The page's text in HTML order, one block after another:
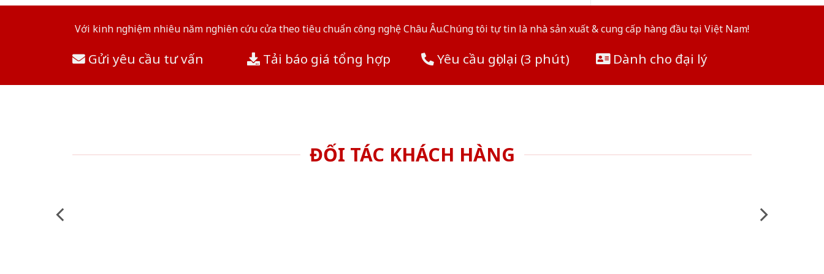
Với kinh nghiệm nhiêu năm nghiên cứu cửa theo tiêu chuẩn công nghệ Châu Âu.Chúng tôi tự tin là nhà sản xuất & cung cấp hàng đầu tại Việt Nam!
Gửi yêu cầu tư vấn Tải báo giá tổng hợp Yêu cầu gọi lại (3 phút) Dành cho đại lý
ĐỐI TÁC KHÁCH HÀNG